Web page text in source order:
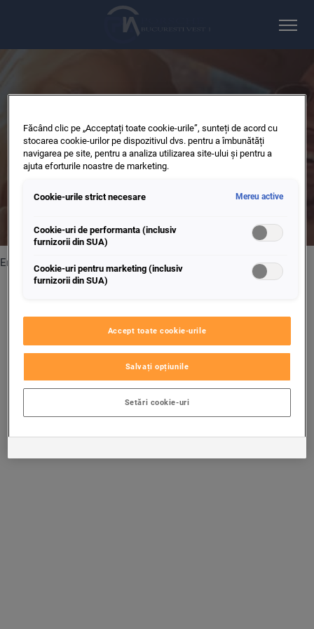
OFERTE
Aici gasiti toate ofertele & actiunile de service ale Porsche
Bucuresti Vest 1.
Error
There was an error while resolving the tile
https://www.porscheinterauto.ro/ro10184/service-si-
Făcând clic pe „Acceptați toate cookie-urile”, sunteți de acord cu
stocarea cookie-urilor pe dispozitivul dvs. pentru a îmbunătăți
navigarea pe site, pentru a analiza utilizarea site-ului și pentru a
ajuta eforturile noastre de marketing.
Cookie-urile strict necesare Mereu active
Cookie-uri de performanta (inclusiv
furnizorii din SUA)
Cookie-uri pentru marketing (inclusiv
furnizorii din SUA)
Accept toate cookie-urile
Salvați opțiunile
Setări cookie-uri